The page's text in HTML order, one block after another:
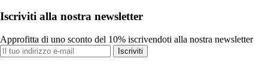
Iscriviti alla nostra newsletter
Approfitta di uno sconto del 10% iscrivendoti alla nostra newsletter
Iscriviti